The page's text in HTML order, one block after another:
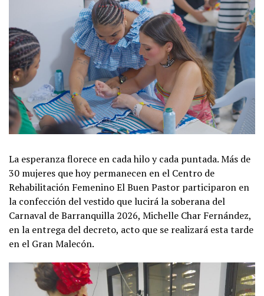
La esperanza florece en cada hilo y cada puntada. Más de
30 mujeres que hoy permanecen en el Centro de
Rehabilitación Femenino El Buen Pastor participaron en
la confección del vestido que lucirá la soberana del
Carnaval de Barranquilla 2026, Michelle Char Fernández,
en la entrega del decreto, acto que se realizará esta tarde
en el Gran Malecón.